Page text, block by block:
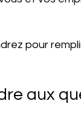
pour
aux